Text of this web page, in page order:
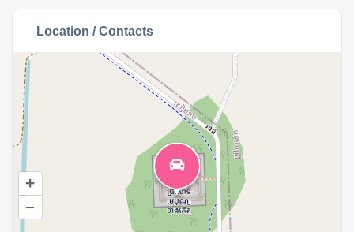
Location / Contacts
+
–